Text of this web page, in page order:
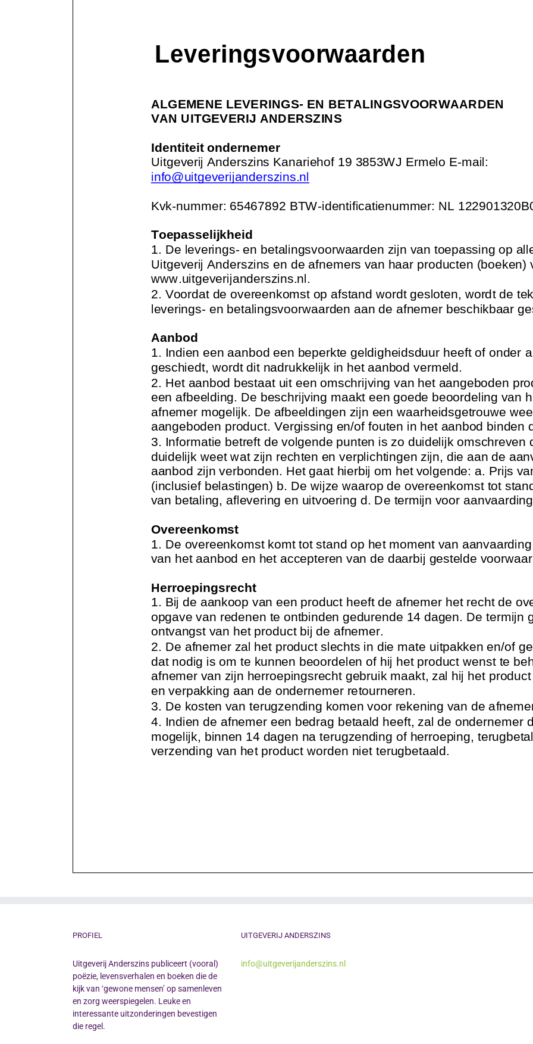
Leveringsvoorwaarden
ALGEMENE LEVERINGS- EN BETALINGSVOORWAARDEN
VAN UITGEVERIJ ANDERSZINS
Identiteit ondernemer
Uitgeverij Anderszins Kanariehof 19 3853WJ Ermelo E-mail:
info@uitgeverijanderszins.nl
Kvk-nummer: 65467892 BTW-identificatienummer: NL
Toepasselijkheid
1. De leverings- en betalingsvoorwaarden zijn van toepassing op
Uitgeverij Anderszins en de afnemers van haar producten (boeken)
www. uitgeverijanderszins.nl.
2. Voordat de overeenkomst op afstand wordt gesloten, wordt de
leverings- en betalingsvoorwaarden aan de afnemer beschikbaar
Aanbod
1. Indien een aanbod een beperkte geldigheidsduur heeft of onder
geschiedt, wordt dit nadrukkelijk in het aanbod vermeld.
2. Het aanbod bestaat uit een omschrijving van het aangeboden
een afbeelding. De beschrijving maakt een goede beoordeling van
afnemer mogelijk. De afbeeldingen zijn een waarheidsgetrouwe
aangeboden product. Vergissing en/of fouten in het aanbod binden
3. Informatie betreft de volgende punten is zo duidelijk omschreven
duidelijk weet wat zijn rechten en verplichtingen zijn, die aan de
aanbod zijn verbonden. Het gaat hierbij om het volgende: a. Prijs
(inclusief belastingen) b. De wijze waarop de overeenkomst tot
van betaling, aflevering en uitvoering d. De termijn voor
Overeenkomst
1. De overeenkomst komt tot stand op het moment van
van het aanbod en het accepteren van de daarbij gestelde
Herroepingsrecht
1. Bij de aankoop van een product heeft de afnemer het recht de
opgave van redenen te ontbinden gedurende 14 dagen. De termijn
ontvangst van het product bij de afnemer.
2. De afnemer zal het product slechts in die mate uitpakken en/of
dat nodig is om te kunnen beoordelen of hij het product wenst te
afnemer van zijn herroepingsrecht gebruik maakt, zal hij het
en verpakking aan de ondernemer retourneren
3. De kosten van terugzending komen voor rekening van de
4. Indien de afnemer een bedrag betaald heeft, zal de ondernemer
mogelijk, binnen 14 dagen na terugzending of herroeping,
verzending van het product worden niet terugbetaald.
PROFIEL
Uitgeverij Anderszins publiceert (vooral)
poëzie, levensverhalen en boeken die de
kijk van ‘gewone mensen’ op samenleven
en zorg weerspiegelen. Leuke en
interessante uitzonderingen bevestigen
die regel.
UITGEVERIJ ANDERSZINS
info@uitgeverijanderszins.nl